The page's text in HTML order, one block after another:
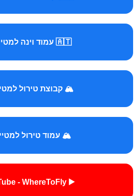
🇦🇹 עמוד וינה למטיילים
🏔️ קבוצת טירול
🏔️ עמוד טירול
▶️ YouTube - WhereToFly